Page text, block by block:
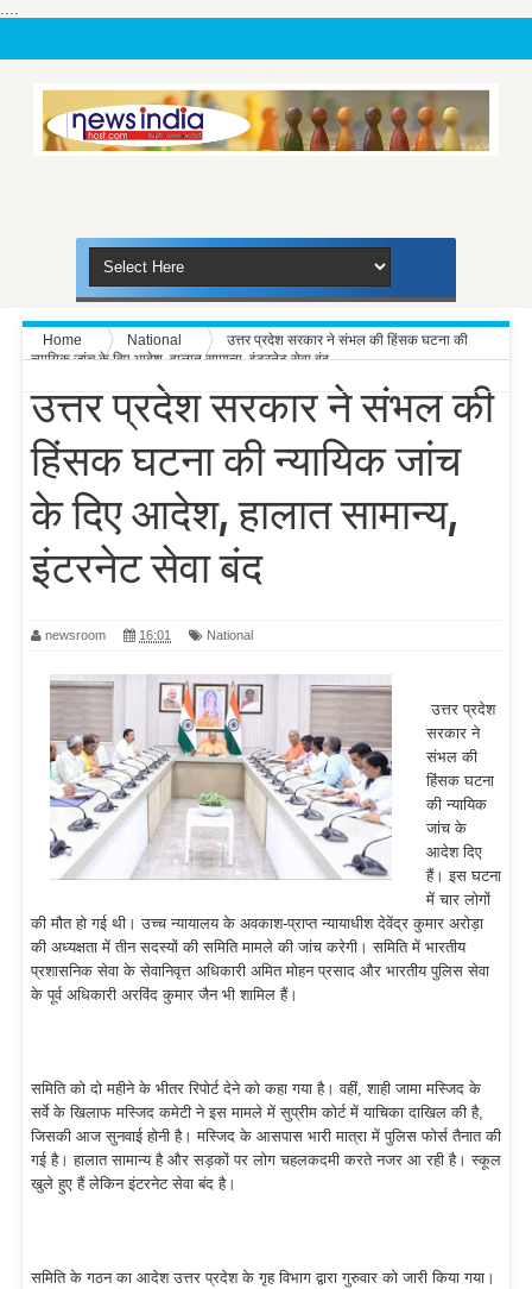
....
Home National
उत्तर प्रदेश सरकार ने संभल की हिंसक घटना की
न्यायिक जांच के दिए आदेश, हालात सामान्य, इंटरनेट सेवा बंद
उत्तर प्रदेश सरकार ने संभल की
हिंसक घटना की न्यायिक जांच
के दिए आदेश, हालात सामान्य,
इंटरनेट सेवा बंद
newsroom 16:01 National
उत्तर प्रदेश
सरकार ने
संभल की
हिंसक घटना
की न्यायिक
जांच के
आदेश दिए
हैं। इस घटना
में चार लोगों
की मौत हो गई थी। उच्च न्यायालय के अवकाश-प्राप्त न्यायाधीश देवेंद्र कुमार अरोड़ा
की अध्यक्षता में तीन सदस्यों की समिति मामले की जांच करेगी। समिति में भारतीय
प्रशासनिक सेवा के सेवानिवृत्त अधिकारी अमित मोहन प्रसाद और भारतीय पुलिस सेवा
के पूर्व अधिकारी अरविंद कुमार जैन भी शामिल हैं।
समिति को दो महीने के भीतर रिपोर्ट देने को कहा गया है। वहीं, शाही जामा मस्जिद के
सर्वे के खिलाफ मस्जिद कमेटी ने इस मामले में सुप्रीम कोर्ट में याचिका दाखिल की है,
जिसकी आज सुनवाई होनी है। मस्जिद के आसपास भारी मात्रा में पुलिस फोर्स तैनात की
गई है। हालात सामान्य है और सड़कों पर लोग चहलकदमी करते नजर आ रही है। स्कूल
खुले हुए हैं लेकिन इंटरनेट सेवा बंद है।
समिति के गठन का आदेश उत्तर प्रदेश के गृह विभाग द्वारा गुरुवार को जारी किया गया।